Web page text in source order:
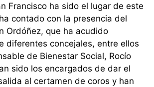
Francisco ha sido el lugar de este
contado con la presencia del
Ordóñez, que ha acudido
diferentes concejales, entre ellos
de Bienestar Social, Rocío
sido los encargados de dar el
al certamen de coros y han